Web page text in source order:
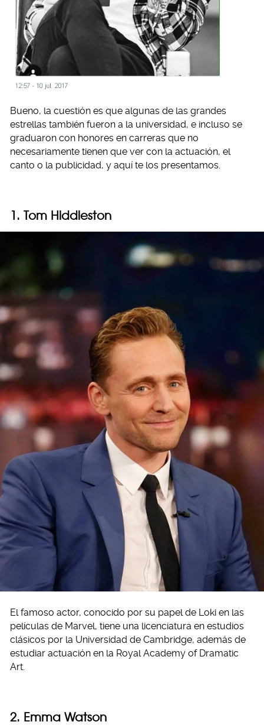
Bueno, la cuestión es que algunas de las grandes
estrellas también fueron a la universidad, e incluso se
graduaron con honores en carreras que no
necesariamente tienen que ver con la actuación, el
canto o la publicidad, y aquí te los presentamos.
1. Tom Hiddleston
El famoso actor, conocido por su papel de Loki en las
películas de Marvel, tiene una licenciatura en estudios
clásicos por la Universidad de Cambridge, además de
estudiar actuación en la Royal Academy of Dramatic
Art.
2. Emma Watson